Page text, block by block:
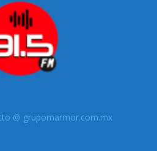
@ grupomarmor.com.mx